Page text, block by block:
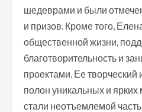
шедеврами и были
и призов. Кроме того,
общественной жизни,
благотворительность и
проектами. Ее творческий
полон уникальных и
стали неотъемлемой